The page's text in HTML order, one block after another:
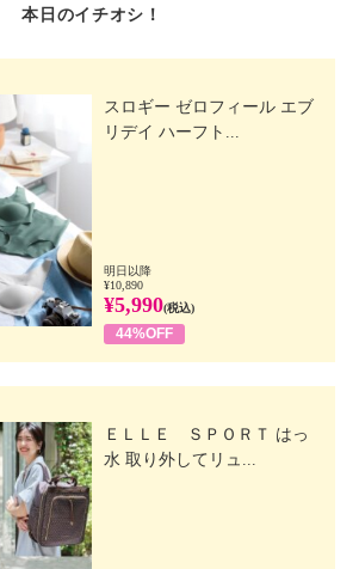
本日のイチオシ！
スロギー ゼロフィール エブ
リデイ ハーフト...
明日以降
¥10,890
¥5,990(税込)
44%OFF
ＥＬＬＥ ＳＰＯＲＴ はっ
水 取り外してリュ...